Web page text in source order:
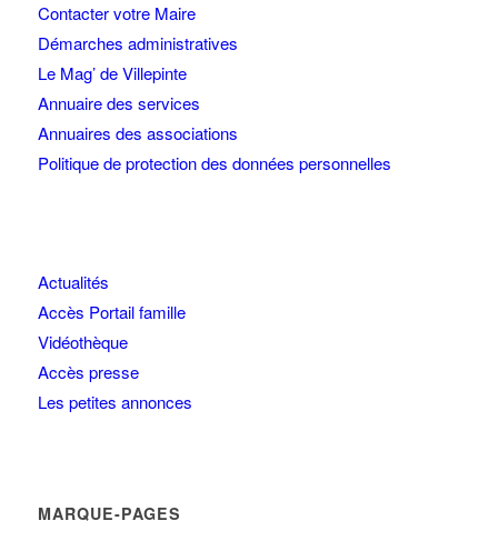
Contacter votre Maire
Démarches administratives
Le Mag’ de Villepinte
Annuaire des services
Annuaires des associations
Politique de protection des données personnelles
Actualités
Accès Portail famille
Vidéothèque
Accès presse
Les petites annonces
MARQUE-PAGES